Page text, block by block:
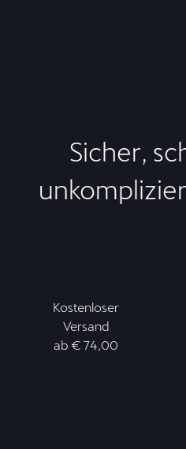
Sicher,
Kostenloser
Versand
ab € 74,00